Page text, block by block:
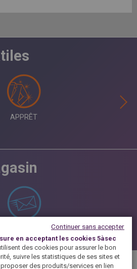
APPRÊT
EMAIL / SMS
en acceptant les cookies 5àsec
des cookies pour assurer le bon
suivre les statistiques de ses sites et
des produits/services en lien
Continuer sans accepter